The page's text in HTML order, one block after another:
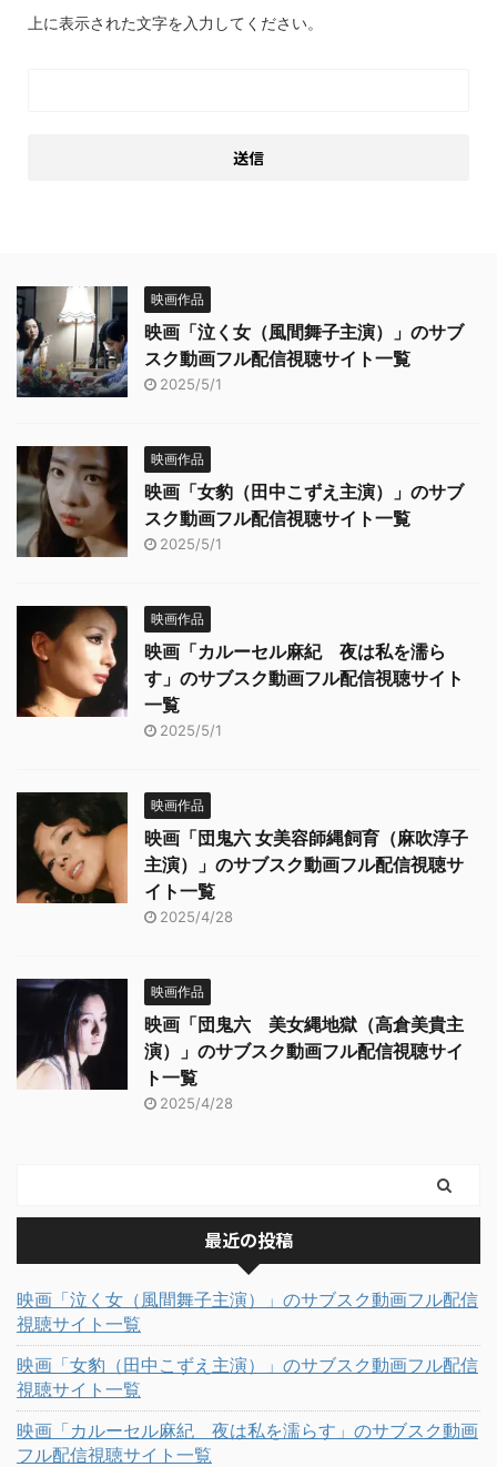
上に表示された文字を入力してください。
映画作品
映画「泣く女（風間舞子主演）」のサブ
スク動画フル配信視聴サイト一覧
2025/5/1
映画作品
映画「女豹（田中こずえ主演）」のサブ
スク動画フル配信視聴サイト一覧
2025/5/1
映画作品
映画「カルーセル麻紀 夜は私を濡ら
す」のサブスク動画フル配信視聴サイト
一覧
2025/5/1
映画作品
映画「団鬼六 女美容師縄飼育（麻吹淳子
主演）」のサブスク動画フル配信視聴サ
イト一覧
2025/4/28
映画作品
映画「団鬼六 美女縄地獄（高倉美貴主
演）」のサブスク動画フル配信視聴サイ
ト一覧
2025/4/28
最近の投稿
映画「泣く女（風間舞子主演）」のサブスク動画フル配信
視聴サイト一覧
映画「女豹（田中こずえ主演）」のサブスク動画フル配信
視聴サイト一覧
映画「カルーセル麻紀 夜は私を濡らす」のサブスク動画
フル配信視聴サイト一覧